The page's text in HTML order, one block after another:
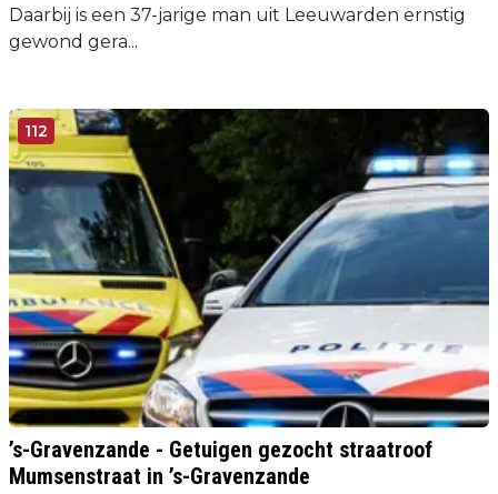
Daarbij is een 37-jarige man uit Leeuwarden ernstig
gewond gera...
112
’s-Gravenzande - Getuigen gezocht straatroof
Mumsenstraat in ’s-Gravenzande